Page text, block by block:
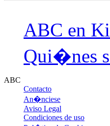
ABC en
Qui�nes
ABC
Contacto
An�nciese
Aviso Legal
Condiciones de uso